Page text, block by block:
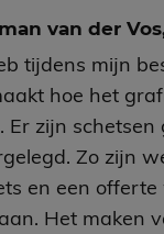
van der
tijdens mijn
hoe het
Er zijn
Zo zijn
en een
Het maken